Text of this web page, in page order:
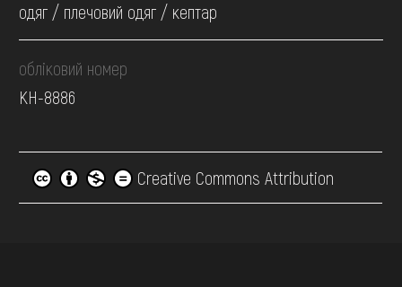
одяг / плечовий одяг / кептар
обліковий номер
КН-8886
Creative Commons Attribution